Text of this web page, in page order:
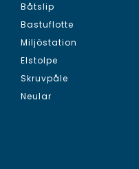
Båtslip
Bastuflotte
Miljöstation
Elstolpe
Skruvpåle
Neular